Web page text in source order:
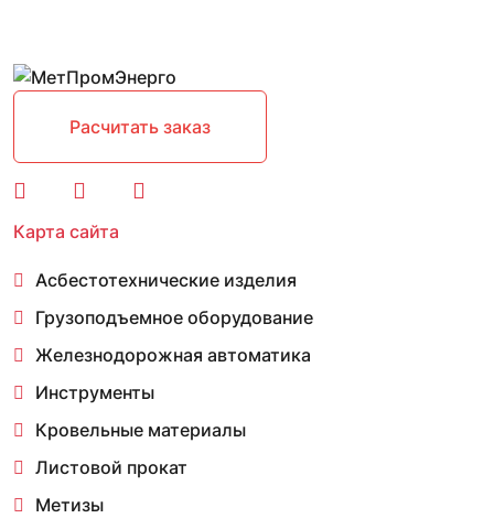
Расчитать заказ
Карта сайта
Асбестотехнические изделия
Грузоподъемное оборудование
Железнодорожная автоматика
Инструменты
Кровельные материалы
Листовой прокат
Метизы